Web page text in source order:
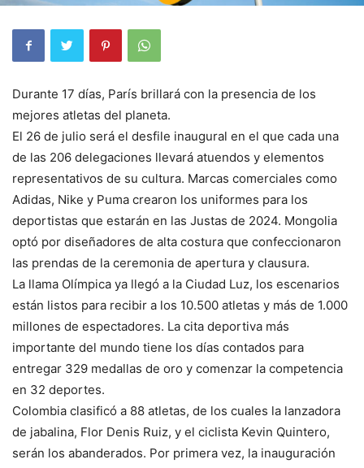
Durante 17 días, París brillará con la presencia de los
mejores atletas del planeta.
El 26 de julio será el desfile inaugural en el que cada una
de las 206 delegaciones llevará atuendos y elementos
representativos de su cultura. Marcas comerciales como
Adidas, Nike y Puma crearon los uniformes para los
deportistas que estarán en las Justas de 2024. Mongolia
optó por diseñadores de alta costura que confeccionaron
las prendas de la ceremonia de apertura y clausura.
La llama Olímpica ya llegó a la Ciudad Luz, los escenarios
están listos para recibir a los 10.500 atletas y más de 1.000
millones de espectadores. La cita deportiva más
importante del mundo tiene los días contados para
entregar 329 medallas de oro y comenzar la competencia
en 32 deportes.
Colombia clasificó a 88 atletas, de los cuales la lanzadora
de jabalina, Flor Denis Ruiz, y el ciclista Kevin Quintero,
serán los abanderados. Por primera vez, la inauguración